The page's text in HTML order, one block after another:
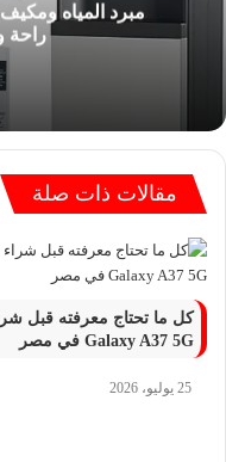
مبرد المياه
راحة
مقالات ذات صلة
كل ما تحتاج معرفته قبل
Galaxy A37 5G في مصر
25 يوليو، 2026